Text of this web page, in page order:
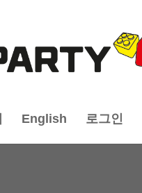
English 로그인